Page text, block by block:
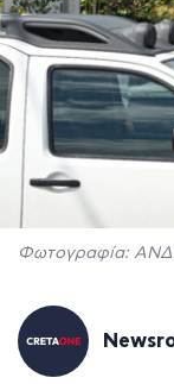
Φωτογραφία: